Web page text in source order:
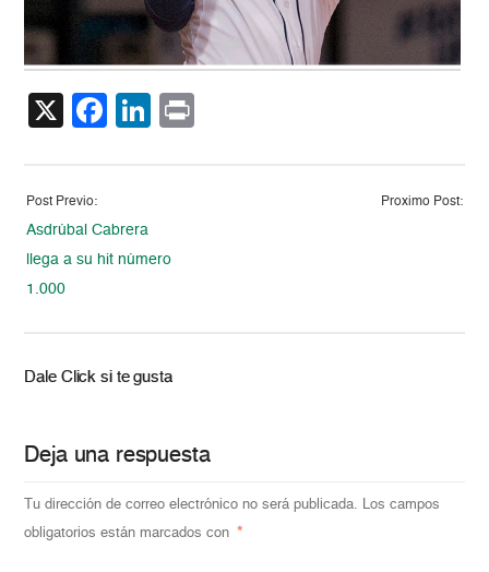
X Facebook
LinkedIn
Post Previo:
Asdrúbal Cabrera
llega a su hit número
1.000
Proximo Post:
Dale Click si te gusta
Deja una respuesta
Tu dirección de correo electrónico no será publicada. Los campos
obligatorios están marcados con *